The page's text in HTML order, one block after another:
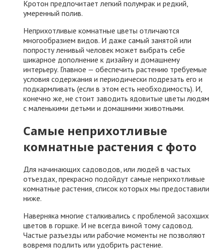
Кротон предпочитает легкий полумрак и редкий,
умеренный полив.
Неприхотливые комнатные цветы отличаются
многообразием видов. И даже самый занятой или
попросту ленивый человек может выбрать себе
шикарное дополнение к дизайну и домашнему
интерьеру. Главное — обеспечить растению требуемые
условия содержания и периодически подрезать его и
подкармливать (если в этом есть необходимость). И,
конечно же, не стоит заводить ядовитые цветы людям
с маленькими детьми и домашними животными.
Самые неприхотливые
комнатные растения с фото
Для начинающих садоводов, или людей в частых
отъездах, прекрасно подойдут самые неприхотливые
комнатные растения, список которых мы предоставили
ниже.
Наверняка многие сталкивались с проблемой засохших
цветов в горшке. И не всегда виной тому садовод.
Частые разъезды или рабочие моменты не позволяют
вовремя подлить или удобрить растение.